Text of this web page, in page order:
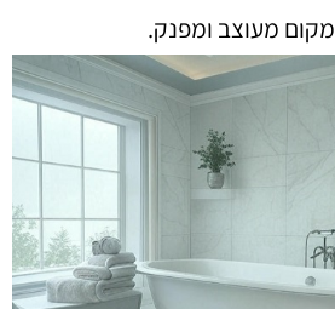
מעוצב ומפנק.